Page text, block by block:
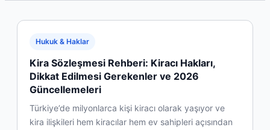
Hukuk & Haklar
Kira Sözleşmesi Rehberi: Kiracı Hakları,
Dikkat Edilmesi Gerekenler ve 2026
Güncellemeleri
Türkiye’de milyonlarca kişi kiracı olarak yaşıyor ve
kira ilişkileri hem kiracılar hem ev sahipleri açısından